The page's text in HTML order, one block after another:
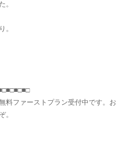
。
。
ファーストプラン受付中です。お
。